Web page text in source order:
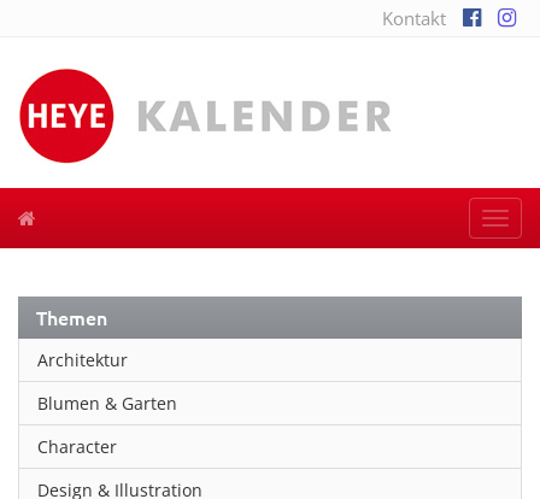
Kontakt
Themen
Architektur
Blumen & Garten
Character
Design & Illustration